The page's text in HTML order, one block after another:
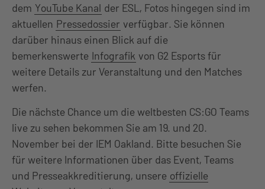
dem YouTube Kanal der ESL, Fotos hingegen sind im
aktuellen Pressedossier verfügbar. Sie können
darüber hinaus einen Blick auf die
bemerkenswerte Infografik von G2 Esports für
weitere Details zur Veranstaltung und den Matches
werfen.
Die nächste Chance um die weltbesten CS:GO Teams
live zu sehen bekommen Sie am 19. und 20.
November bei der IEM Oakland. Bitte besuchen Sie
für weitere Informationen über das Event, Teams
und Presseakkreditierung, unsere offizielle